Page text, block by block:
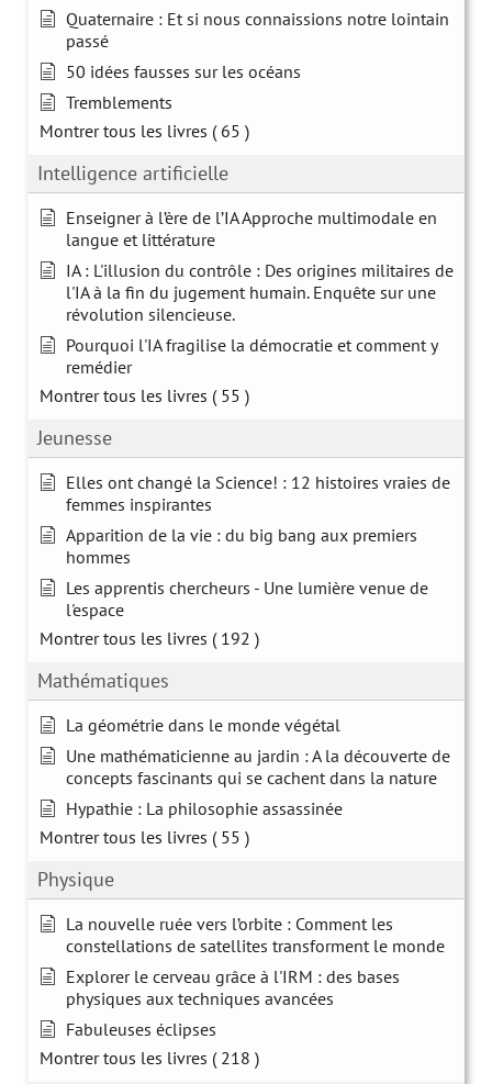
Quaternaire : Et si nous connaissions notre lointain
passé
50 idées fausses sur les océans
Tremblements
Montrer tous les livres ( 65 )
Intelligence artificielle
Enseigner à l’ère de l’IA Approche multimodale en
langue et littérature
IA : L'illusion du contrôle : Des origines militaires de
l'IA à la fin du jugement humain. Enquête sur une
révolution silencieuse.
Pourquoi l'IA fragilise la démocratie et comment y
remédier
Montrer tous les livres ( 55 )
Jeunesse
Elles ont changé la Science! : 12 histoires vraies de
femmes inspirantes
Apparition de la vie : du big bang aux premiers
hommes
Les apprentis chercheurs - Une lumière venue de
l'espace
Montrer tous les livres ( 192 )
Mathématiques
La géométrie dans le monde végétal
Une mathématicienne au jardin : A la découverte de
concepts fascinants qui se cachent dans la nature
Hypathie : La philosophie assassinée
Montrer tous les livres ( 55 )
Physique
La nouvelle ruée vers l’orbite : Comment les
constellations de satellites transforment le monde
Explorer le cerveau grâce à l'IRM : des bases
physiques aux techniques avancées
Fabuleuses éclipses
Montrer tous les livres ( 218 )